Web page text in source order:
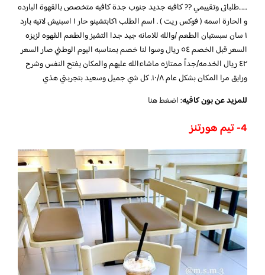
……طلباتى وتقييمي ?? كافيه جديد جنوب جدة كافيه متخصص بالقهوة البارده
و الحارة اسمه ( فوكس ريت ) . اسم الطلب ١كابتشينو حار ١ اسبنيش لاتيه بارد
١ سان سبستيان الطعم /والله للامانه جيد جدا التشيز والطعم القهوه لزيزه
السعر قبل الخصم ٥٤ ريال وسوا لنا خصم بمناسبه اليوم الوطني صار السعر
٤٢ ريال الخدمه/جداً ممتازه ماشاءالله عليهم والمكان يفتح النفس وشرح
ورايق مرا المكان بشكل عام ١٠/٨. كل شي جميل وسعيد بتجربتي هذي
للمزيد عن بون كافيه:اضغط هنا
4- تيم هورتنز